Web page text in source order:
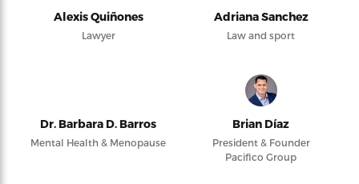
Alexis Quiñones
Lawyer
Adriana Sanchez
Law and sport
Dr. Barbara D. Barros
Mental Health & Menopause
Brian Díaz
President & Founder
Pacifico Group